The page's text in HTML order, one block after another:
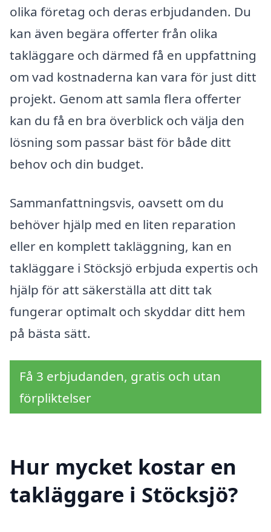
olika företag och deras erbjudanden. Du
kan även begära offerter från olika
takläggare och därmed få en uppfattning
om vad kostnaderna kan vara för just ditt
projekt. Genom att samla flera offerter
kan du få en bra överblick och välja den
lösning som passar bäst för både ditt
behov och din budget.
Sammanfattningsvis, oavsett om du
behöver hjälp med en liten reparation
eller en komplett takläggning, kan en
takläggare i Stöcksjö erbjuda expertis och
hjälp för att säkerställa att ditt tak
fungerar optimalt och skyddar ditt hem
på bästa sätt.
Få 3 erbjudanden, gratis och utan
förpliktelser
Hur mycket kostar en
takläggare i Stöcksjö?